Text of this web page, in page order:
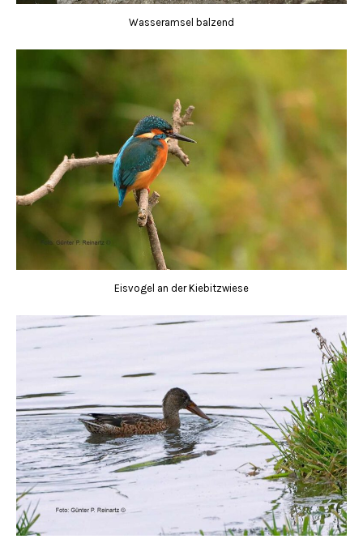
Wasseramsel balzend
Eisvogel an der Kiebitzwiese